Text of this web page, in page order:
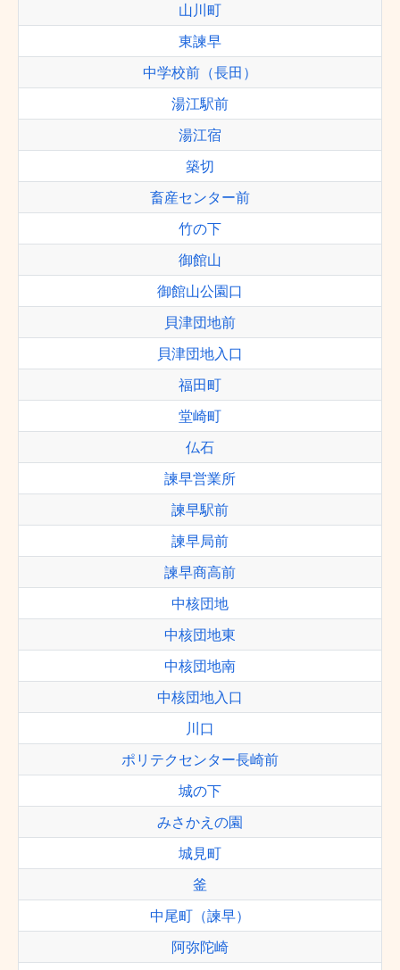
山川町
東諫早
中学校前（長田）
湯江駅前
湯江宿
築切
畜産センター前
竹の下
御館山
御館山公園口
貝津団地前
貝津団地入口
福田町
堂崎町
仏石
諫早営業所
諫早駅前
諫早局前
諫早商高前
中核団地
中核団地東
中核団地南
中核団地入口
川口
ポリテクセンター長崎前
城の下
みさかえの園
城見町
釜
中尾町（諫早）
阿弥陀崎